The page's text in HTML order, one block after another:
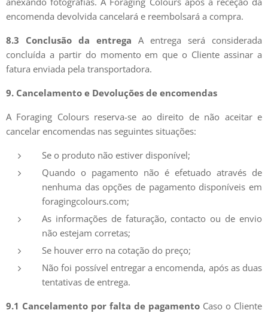
encomenda devolvida cancelará e reembolsará a compra.
8.3 Conclusão da entrega A entrega será considerada
concluída a partir do momento em que o Cliente assinar a
fatura enviada pela transportadora.
9. Cancelamento e Devoluções de encomendas
A Foraging Colours reserva-se ao direito de não aceitar e
cancelar encomendas nas seguintes situações:
Se o produto não estiver disponível;
Quando o pagamento não é efetuado através de
nenhuma das opções de pagamento disponíveis em
foragingcolours.com;
As informações de faturação, contacto ou de envio
não estejam corretas;
Se houver erro na cotação do preço;
Não foi possível entregar a encomenda, após as duas
tentativas de entrega.
9.1 Cancelamento por falta de pagamento Caso o Cliente